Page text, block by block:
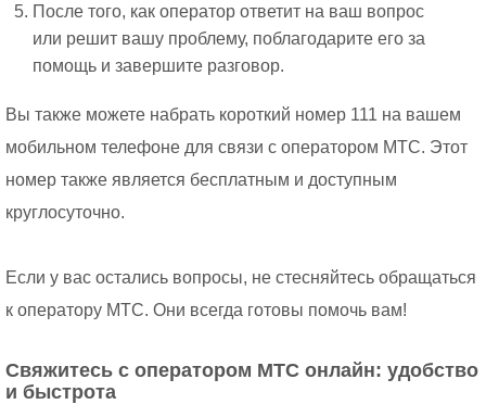
После того, как оператор ответит на ваш вопрос
или решит вашу проблему, поблагодарите его за
помощь и завершите разговор.
Вы также можете набрать короткий номер 111 на вашем
мобильном телефоне для связи с оператором МТС. Этот
номер также является бесплатным и доступным
круглосуточно.
Если у вас остались вопросы, не стесняйтесь обращаться
к оператору МТС. Они всегда готовы помочь вам!
Свяжитесь с оператором МТС онлайн: удобство
и быстрота